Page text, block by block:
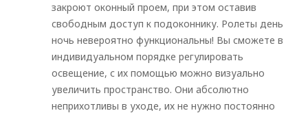
Rolled
Horizontal
Roman
закроют оконный проем, при этом оставив
свободным доступ к подоконнику. Ролеты день
ночь невероятно функциональны! Вы сможете в
индивидуальном порядке регулировать
освещение, с их помощью можно визуально
увеличить пространство. Они абсолютно
неприхотливы в уходе, их не нужно постоянно